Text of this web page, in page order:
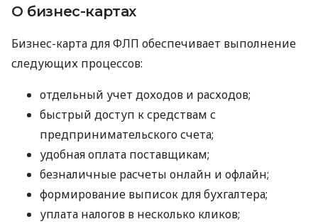
О бизнес-картах
Бизнес-карта для ФЛП обеспечивает выполнение
следующих процессов:
отдельный учет доходов и расходов;
быстрый доступ к средствам с
предпринимательского счета;
удобная оплата поставщикам;
безналичные расчеты онлайн и офлайн;
формирование выписок для бухгалтера;
уплата налогов в несколько кликов;